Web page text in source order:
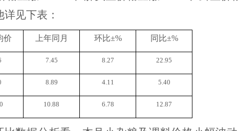
详见下表：
价 上年同月 环比±% 同比±%
7.45 8.27 22.95
8.89 4.11 5.40
10.88 6.78 12.87